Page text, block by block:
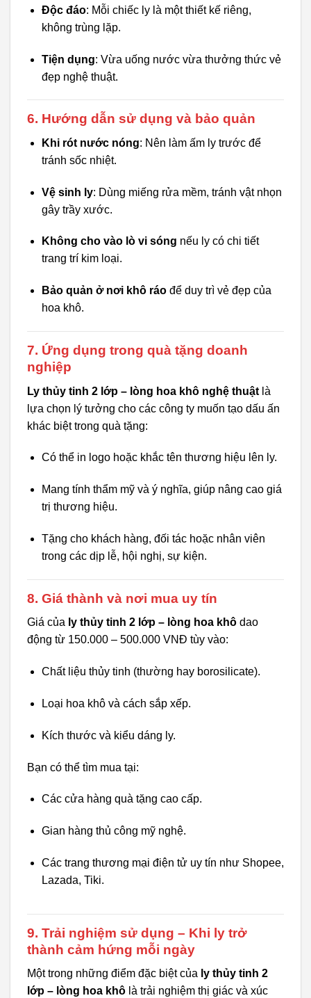
Độc đáo: Mỗi chiếc ly là một thiết kế riêng,
không trùng lặp.
Tiện dụng: Vừa uống nước vừa thưởng thức vẻ
đẹp nghệ thuật.
6. Hướng dẫn sử dụng và bảo quản
Khi rót nước nóng: Nên làm ấm ly trước để
tránh sốc nhiệt.
Vệ sinh ly: Dùng miếng rửa mềm, tránh vật nhọn
gây trầy xước.
Không cho vào lò vi sóng nếu ly có chi tiết
trang trí kim loại.
Bảo quản ở nơi khô ráođể duy trì vẻ đẹp của
hoa khô.
7. Ứng dụng trong quà tặng doanh
nghiệp
Ly thủy tinh 2 lớp – lòng hoa khô nghệ thuật là
lựa chọn lý tưởng cho các công ty muốn tạo dấu ấn
khác biệt trong quà tặng:
Có thể in logo hoặc khắc tên thương hiệu lên ly.
Mang tính thẩm mỹ và ý nghĩa, giúp nâng cao giá
trị thương hiệu.
Tặng cho khách hàng, đối tác hoặc nhân viên
trong các dịp lễ, hội nghị, sự kiện.
8. Giá thành và nơi mua uy tín
Giá của ly thủy tinh 2 lớp – lòng hoa khô dao
động từ 150.000 – 500.000 VNĐ tùy vào:
Chất liệu thủy tinh (thường hay borosilicate).
Loại hoa khô và cách sắp xếp.
Kích thước và kiểu dáng ly.
Bạn có thể tìm mua tại:
Các cửa hàng quà tặng cao cấp.
Gian hàng thủ công mỹ nghệ.
Các trang thương mại điện tử uy tín như Shopee,
Lazada, Tiki.
9. Trải nghiệm sử dụng – Khi ly trở
thành cảm hứng mỗi ngày
Một trong những điểm đặc biệt của ly thủy tinh 2
lớp – lòng hoa khô là trải nghiệm thị giác và xúc